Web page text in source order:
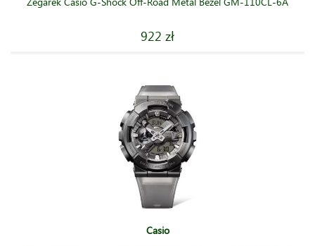
922 zł
Casio